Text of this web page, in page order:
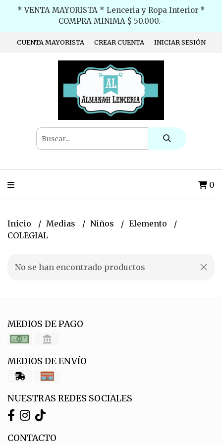
* VENTA MAYORISTA * Lenceria y Ropa Interior *
COMPRA MINIMA $ 50.000.-
CUENTA MAYORISTA CREAR CUENTA INICIAR SESIÓN
0
Inicio Medias Niños
Elemento
COLEGIAL
No se han encontrado productos
MEDIOS DE PAGO
MEDIOS DE ENVÍO
NUESTRAS REDES SOCIALES
CONTACTO